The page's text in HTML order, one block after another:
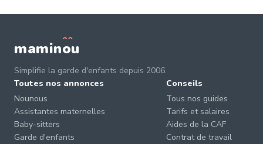
maminou
Simplifie la garde d'enfants depuis 2006.
Toutes nos annonces
Nounous
Assistantes maternelles
Baby-sitters
Garde d'enfants
Conseils
Tous nos guides
Tarifs et salaires
Aides de la CAF
Contrat de travail